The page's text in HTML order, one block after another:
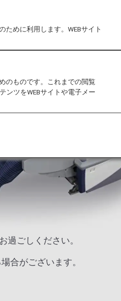
過ごしください。
合がございます。
ために利用します。WEBサイト
のものです。これまでの閲覧
ンツをWEBサイトや電子メー